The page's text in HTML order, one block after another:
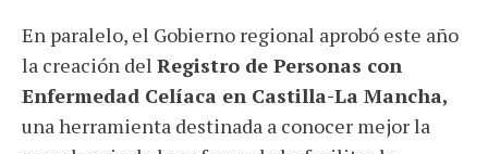
En paralelo, el Gobierno regional aprobó este año
la creación del Registro de Personas con
Enfermedad Celíaca en Castilla-La Mancha,
una herramienta destinada a conocer mejor la